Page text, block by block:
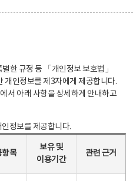
한 규정 등 「개인정보 보호법」
개인정보를 제3자에게 제공합니다.
서 아래 사항을 상세하게 안내하고
정보를 제공합니다.
항목
보유 및
이용기간
관련 근거